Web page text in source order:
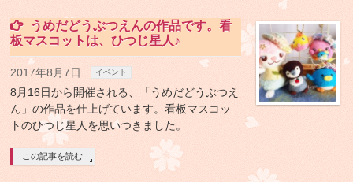
うめだどうぶつえんの作品です。看
板マスコットは、ひつじ星人♪
2017年8月7日 イベント
8月16日から開催される、「うめだどうぶつえ
ん」の作品を仕上げています。看板マスコッ
トのひつじ星人を思いつきました。
この記事を読む